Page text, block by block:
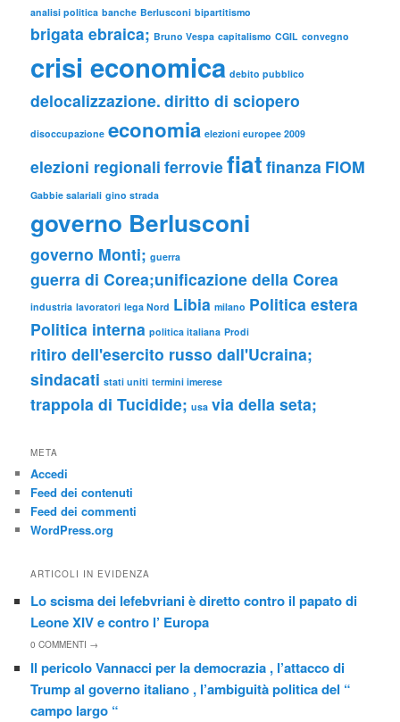
analisi politica banche Berlusconi bipartitismo
brigata ebraica; Bruno Vespa capitalismo CGIL convegno
crisi economica debito pubblico
delocalizzazione. diritto di sciopero
disoccupazione economia elezioni europee 2009
elezioni regionali ferroviefiat finanza FIOM
Gabbie salariali gino strada
governo Berlusconi
governo Monti; guerra
guerra di Corea;unificazione della Corea
industria lavoratori lega Nord Libia milano Politica estera
Politica interna politica italiana Prodi
ritiro dell'esercito russo dall'Ucraina;
sindacati stati uniti termini imerese
trappola di Tucidide; usa via della seta;
META
Accedi
Feed dei contenuti
Feed dei commenti
WordPress.org
ARTICOLI IN EVIDENZA
Lo scisma dei lefebvriani è diretto contro il papato di
Leone XIV e contro l’ Europa
0COMMENTI →
Il pericolo Vannacci per la democrazia , l’attacco di
Trump al governo italiano , l’ambiguità politica del “
campo largo “